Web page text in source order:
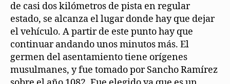
de casi dos kilómetros de pista en regular
estado, se alcanza el lugar donde hay que dejar
el vehículo. A partir de este punto hay que
continuar andando unos minutos más. El
germen del asentamiento tiene orígenes
musulmanes, y fue tomado por Sancho Ramírez